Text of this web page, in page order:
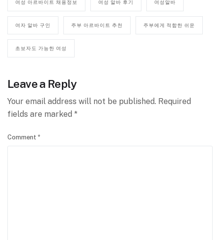
여성 아르바이트 채용정보 여성 알바 후기 여성알바
여자 알바 구인 주부 아르바이트 추천 주부에게 적합한 쉬운
초보자도 가능한 여성
Leave a Reply
Your email address will not be published. Required
fields are marked *
Comment *